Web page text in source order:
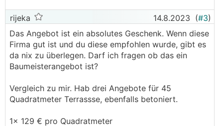
rijeka 14.8.2023 (#3)
Das Angebot ist ein absolutes Geschenk. Wenn diese
Firma gut ist und du diese empfohlen wurde, gibt es
da nix zu überlegen. Darf ich fragen ob das ein
Baumeisterangebot ist?
Vergleich zu mir. Hab drei Angebote für 45
Quadratmeter Terrassse, ebenfalls betoniert.
1x 129 € pro Quadratmeter